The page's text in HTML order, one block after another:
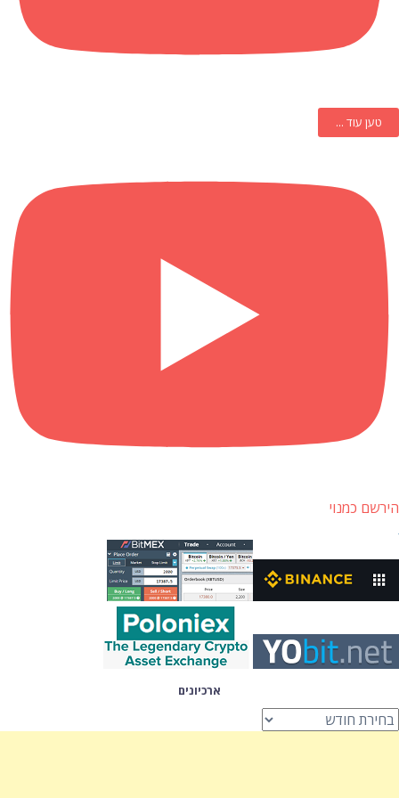
טען עוד ...
הירשם כמנוי
ארכיונים
ארכיונים